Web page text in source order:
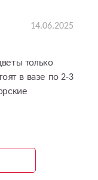
14.06.2025
только
в вазе по 2-3
для